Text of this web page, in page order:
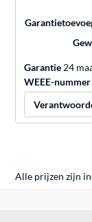
Garantie 24
WEEE-nummer
Alle prijzen zijn